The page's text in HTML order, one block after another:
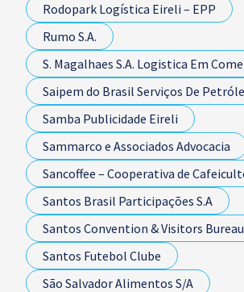
Rodopark Logística Eireli – EPP
Rumo S.A.
S. Magalhaes S.A. Logistica Em
Saipem do Brasil Serviços De
Samba Publicidade Eireli
Sammarco e Associados Advocacia
Sancoffee – Cooperativa de
Santos Brasil Participações S.A
Santos Convention & Visitors Bureau
Santos Futebol Clube
São Salvador Alimentos S/A